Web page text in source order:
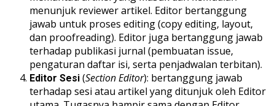
menunjuk reviewer artikel. Editor bertanggung
jawab untuk proses editing (copy editing, layout,
dan proofreading). Editor juga bertanggung jawab
terhadap publikasi jurnal (pembuatan issue,
pengaturan daftar isi, serta penjadwalan terbitan).
Editor Sesi (Section Editor): bertanggung jawab
terhadap sesi atau artikel yang ditunjuk oleh Editor